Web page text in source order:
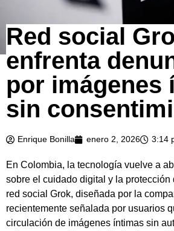
Red social
enfrenta
por imágenes
sin
Enrique Bonilla enero 2, 2026 3:14
En Colombia, la tecnología vuelve a
sobre el cuidado digital y la protección
red social Grok, diseñada por la
recientemente señalada por usuarios
circulación de imágenes íntimas sin